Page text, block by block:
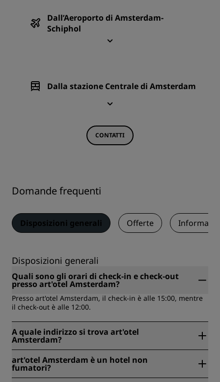
Dall’Aeroporto di Amsterdam-
Schiphol
Dalla stazione Centrale di Amsterdam
CONTATTI
Domande frequenti
Disposizioni generali Offerte
Disposizioni generali
Quali sono gli orari di check-in e check-out
presso art'otel Amsterdam?
Presso art'otel Amsterdam, il check-in è alle 15:00, mentre
il check-out è alle 12:00.
A quale indirizzo si trova art'otel
Amsterdam?
Amsterdam, Netherlands, Amsterdam, Paesi Bassi.
art'otel Amsterdam è un hotel non
fumatori?